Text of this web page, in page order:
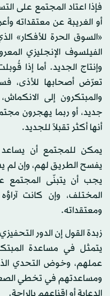
فإذا اعتاد المجتمع على
أو الغريبة عن معتقداته
«السوق الحرة للأفكار»
الفيلسوف الإنجليزي
وإنتاج الجديد. أما إذا
تعرّض أصحابها للأذى،
والمبتكرون إلى
جديد، أو ربما يهجرون
أنها أكثر تقبلاً للجديد.
يمكن للمجتمع أن يساعد
يفسح الطريق لهم، وإن لم
يجب أن يتبنّى المجتمع
المختلف، وإن كانت
ومعتقداته.
زبدة القول إن الدور
يتمثل في مساعدة
عملهم، وخوض التحدي
ومساعدتهم في تخطي